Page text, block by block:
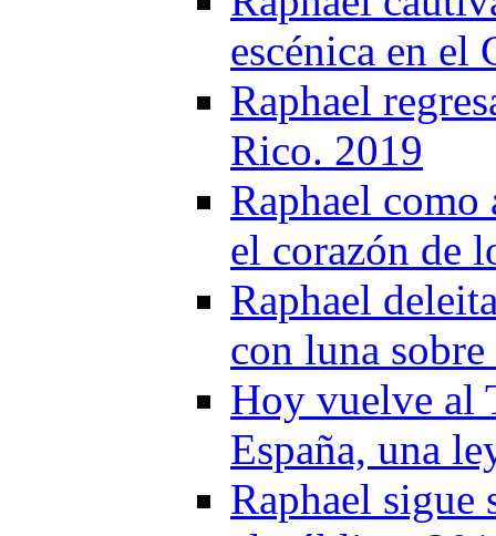
escénica en el
Raphael
Rico. 2019
Raphael
el corazón de
Raphael
con luna
Hoy vuelve al
España, una
Raphael sigue